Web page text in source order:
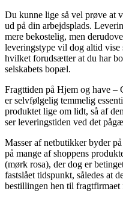
Du kunne lige så vel prøve at
ud på din arbejdsplads.
mere bekostelig, men
leveringstype vil dog altid vise
hvilket forudsætter at du har
selskabets bopæl.
Fragttiden på Hjem og have –
er selvfølgelig temmelig
produktet lige om lidt, så af
ser leveringstiden ved det
Masser af netbutikker byder
på mange af shoppens
(mørk rosa), der dog er
fastslået tidspunkt, således at
bestillingen hen til